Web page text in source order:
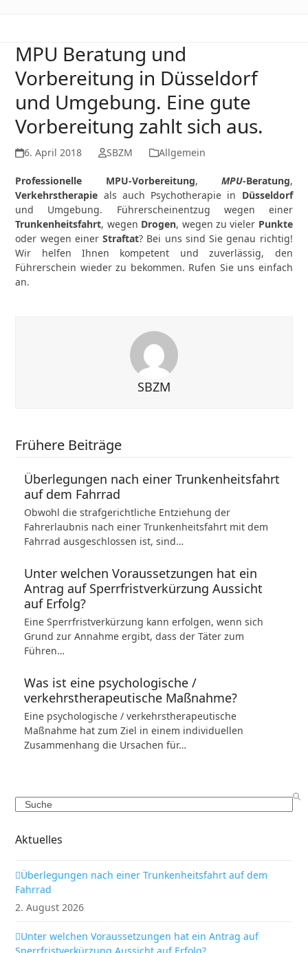
MPU Beratung und
Vorbereitung in Düsseldorf
und Umgebung. Eine gute
Vorbereitung zahlt sich aus.
6. April 2018 SBZM Allgemein
Professionelle MPU-Vorbereitung, MPU-Beratung,
Verkehrstherapie als auch Psychotherapie in Düsseldorf
und Umgebung. Führerscheinentzug wegen einer
Trunkenheitsfahrt, wegen Drogen, wegen zu vieler Punkte
oder wegen einerStraftat? Bei uns sind Sie genau richtig!
Wir helfen Ihnen kompetent und zuverlässig, den
Führerschein wieder zu bekommen. Rufen Sie uns einfach
an.
SBZM
Frühere Beiträge
Überlegungen nach einer Trunkenheitsfahrt
auf dem Fahrrad
Obwohl die strafgerichtliche Entziehung der
Fahrerlaubnis nach einer Trunkenheitsfahrt mit dem
Fahrrad ausgeschlossen ist, sind…
Unter welchen Voraussetzungen hat ein
Antrag auf Sperrfristverkürzung Aussicht
auf Erfolg?
Eine Sperrfristverkürzung kann erfolgen, wenn sich
Grund zur Annahme ergibt, dass der Täter zum
Führen…
Was ist eine psychologische /
verkehrstherapeutische Maßnahme?
Eine psychologische / verkehrstherapeutische
Maßnahme hat zum Ziel in einem individuellen
Zusammenhang die Ursachen für…
Search
Aktuelles
Überlegungen nach einer Trunkenheitsfahrt auf dem
Fahrrad
2. August 2026
Unter welchen Voraussetzungen hat ein Antrag auf